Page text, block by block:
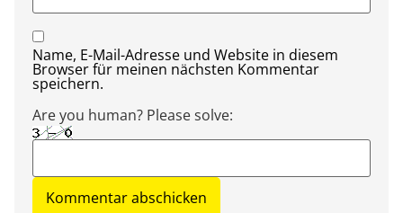
Name, E-Mail-Adresse und Website in diesem
Browser für meinen nächsten Kommentar
speichern.
Are you human? Please solve: